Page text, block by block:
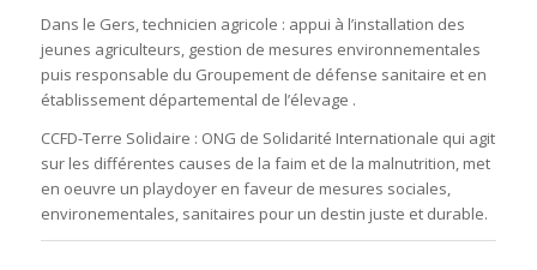
Dans le Gers, technicien agricole : appui à l’installation des
jeunes agriculteurs, gestion de mesures environnementales
puis responsable du Groupement de défense sanitaire et en
établissement départemental de l’élevage .
CCFD-Terre Solidaire : ONG de Solidarité Internationale qui agit
sur les différentes causes de la faim et de la malnutrition, met
en oeuvre un playdoyer en faveur de mesures sociales,
environementales, sanitaires pour un destin juste et durable.